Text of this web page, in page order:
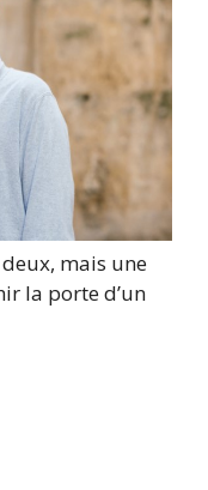
mais une
la porte d’un